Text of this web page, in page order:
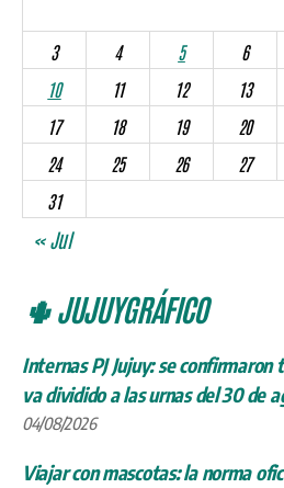
3
4 5 6
10
11 12 13
17
18 19 20
24
25 26 27
31
« Jul
🌵 JUJUYGRÁFICO
Internas PJ Jujuy: se confirmaron
va dividido a las urnas del 30 de
04/08/2026
Viajar con mascotas: la norma